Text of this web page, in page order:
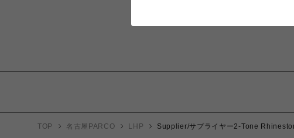
TOP 名古屋PARCO LHP Supplier/サプライヤー2-Tone